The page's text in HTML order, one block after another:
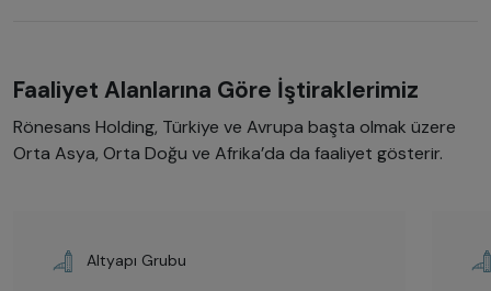
Faaliyet Alanlarına Göre İştiraklerimiz
Rönesans Holding, Türkiye ve Avrupa başta olmak üzere
Orta Asya, Orta Doğu ve Afrika’da da faaliyet gösterir.
Altyapı Grubu